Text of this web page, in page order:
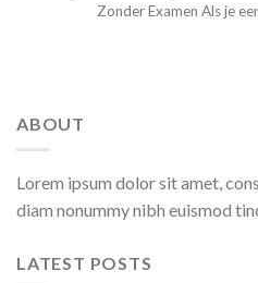
Zonder Examen Als je
ABOUT
Lorem ipsum dolor sit amet,
diam nonummy nibh euismod
LATEST POSTS